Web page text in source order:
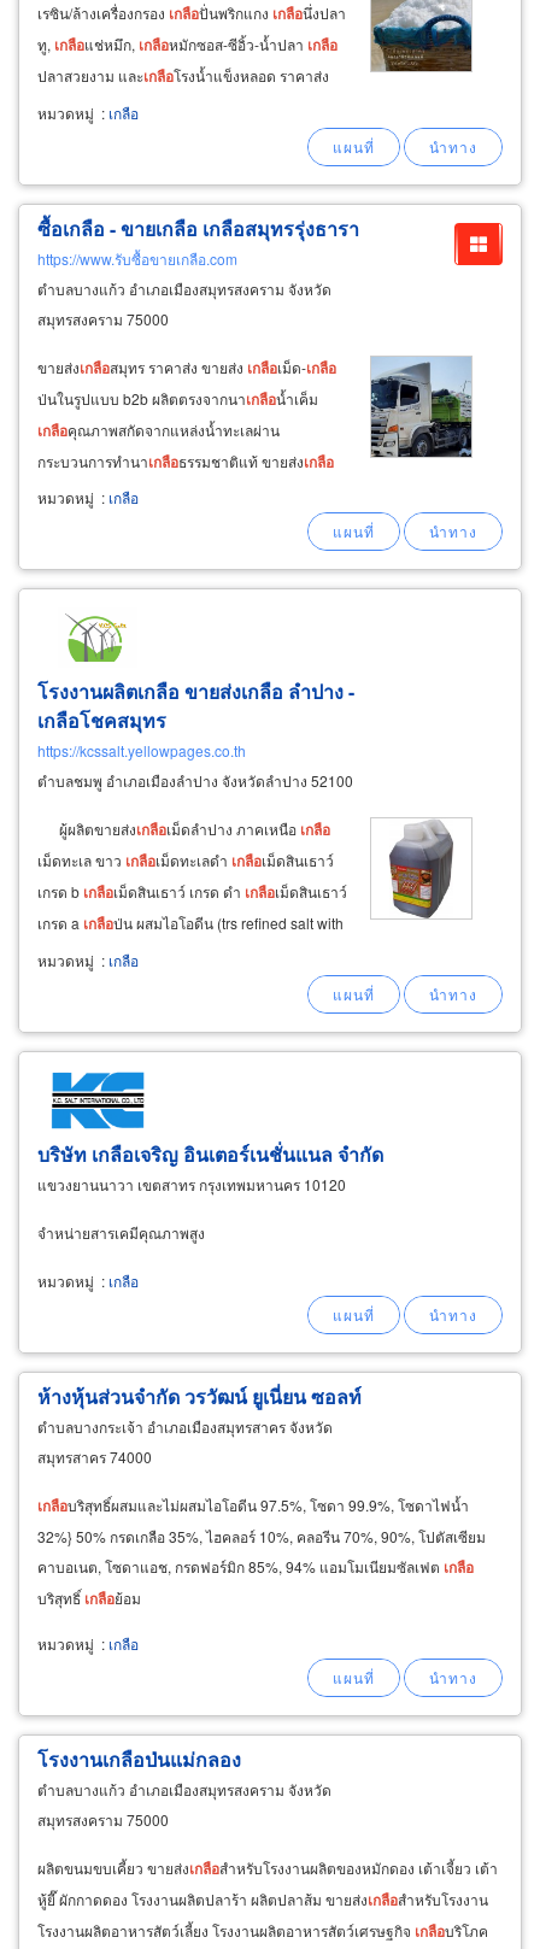
เรซิน/ล้างเครื่องกรอง เกลือปั่นพริกแกง เกลือนึ่งปลา
ทู, เกลือแช่หมึก, เกลือหมักซอส-ซีอิ้ว-น้ำปลา เกลือ
ปลาสวยงาม และเกลือโรงน้ำแข็งหลอด ราคาส่ง
ขายส่งเกลือ เม็ดกลาง ราคาส่ง จาก petch sakorn
หมวดหมู่ : เกลือ
ซื้อเกลือ - ขายเกลือ เกลือสมุทรรุ่งธารา
https://www.รับซื้อขายเกลือ.com
ตำบลบางแก้ว อำเภอเมืองสมุทรสงคราม จังหวัด
สมุทรสงคราม 75000
ขายส่งเกลือสมุทร ราคาส่ง ขายส่ง เกลือเม็ด-เกลือ
ป่นในรูปแบบ b2b ผลิตตรงจากนาเกลือน้ำเค็ม
เกลือคุณภาพสกัดจากแหล่งน้ำทะเลผ่าน
กระบวนการทำนาเกลือธรรมชาติแท้ ขายส่งเกลือ
อุตสาหกรรมอาหาร
ใช้เป็นวัตถุดิบในการ
หมวดหมู่ : เกลือ
โรงงานผลิตเกลือ ขายส่งเกลือ ลำปาง -
เกลือโชคสมุทร
https://kcssalt.yellowpages.co.th
ตำบลชมพู อำเภอเมืองลำปาง จังหวัดลำปาง 52100
ผู้ผลิตขายส่งเกลือเม็ดลำปาง ภาคเหนือ เกลือ
เม็ดทะเล ขาว เกลือเม็ดทะเลดำ เกลือเม็ดสินเธาว์
เกรด b เกลือเม็ดสินเธาว์ เกรด ดำ เกลือเม็ดสินเธาว์
เกรด a เกลือป่น ผสมไอโอดีน (trs refined salt with
iodized) ฉลากแดง คุณภาพ 97.5% ขนาด 50 กก.
หมวดหมู่ : เกลือ
บริษัท เกลือเจริญ อินเตอร์เนชั่นแนล จำกัด
แขวงยานนาวา เขตสาทร กรุงเทพมหานคร 10120
​จำหน่ายสารเคมีคุณภาพสูง
หมวดหมู่ : เกลือ
ห้างหุ้นส่วนจำกัด วรวัฒน์ ยูเนี่ยน ซอลท์
ตำบลบางกระเจ้า อำเภอเมืองสมุทรสาคร จังหวัด
สมุทรสาคร 74000
เกลือบริสุทธิ์ผสมและไม่ผสมไอโอดีน 97.5%, โซดา 99.9%, โซดาไฟน้ำ
32%} 50% กรดเกลือ 35%, ไฮคลอร์ 10%, คลอรีน 70%, 90%, โปตัสเซียม
คาบอเนต, โซดาแอช, กรดฟอร์มิก 85%, 94% แอมโมเนียมซัลเฟต เกลือ
บริสุทธิ์ เกลือย้อม
หมวดหมู่ : เกลือ
โรงงานเกลือป่นแม่กลอง
ตำบลบางแก้ว อำเภอเมืองสมุทรสงคราม จังหวัด
สมุทรสงคราม 75000
ผลิตขนมขบเคี้ยว ขายส่งเกลือสำหรับโรงงานผลิตของหมักดอง เต้าเจี้ยว เต้า
หู้ยี๊ ผักกาดดอง โรงงานผลิตปลาร้า ผลิตปลาส้ม ขายส่งเกลือสำหรับโรงงาน
โรงงานผลิตอาหารสัตว์เลี้ยง โรงงานผลิตอาหารสัตว์เศรษฐกิจ เกลือบริโภค